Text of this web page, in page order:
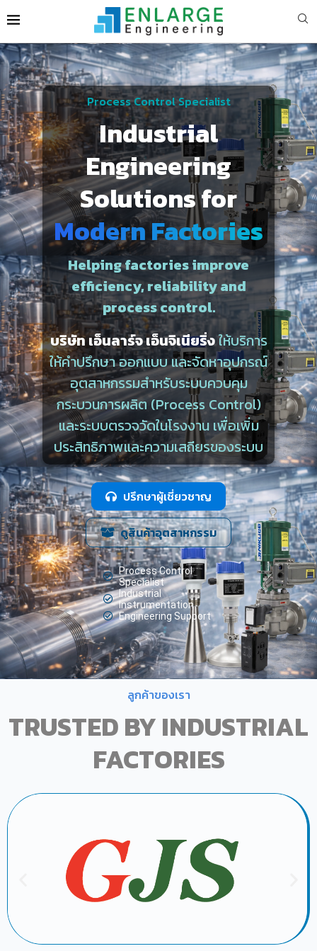
Process Control Specialist
Industrial
Engineering
Solutions for
Modern Factories
Helping factories improve
efficiency, reliability and
process control.
บริษัท เอ็นลาร์จ เอ็นจิเนียริ่งให้บริการ
ให้คำปรึกษา ออกแบบ และจัดหาอุปกรณ์
อุตสาหกรรมสำหรับระบบควบคุม
กระบวนการผลิต (Process Control)
และระบบตรวจวัดในโรงงาน เพื่อเพิ่ม
ประสิทธิภาพและความเสถียรของระบบ
ปรึกษาผู้เชี่ยวชาญ
ดูสินค้าอุตสาหกรรม
Process Control
Specialist
Industrial
Instrumentation
Engineering Support
ลูกค้าของเรา
TRUSTED BY INDUSTRIAL
FACTORIES